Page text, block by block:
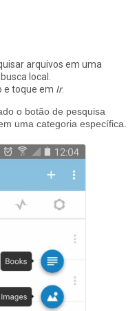
arquivos em uma
local.
e toque em Ir.
o botão de pesquisa
uma categoria específica.